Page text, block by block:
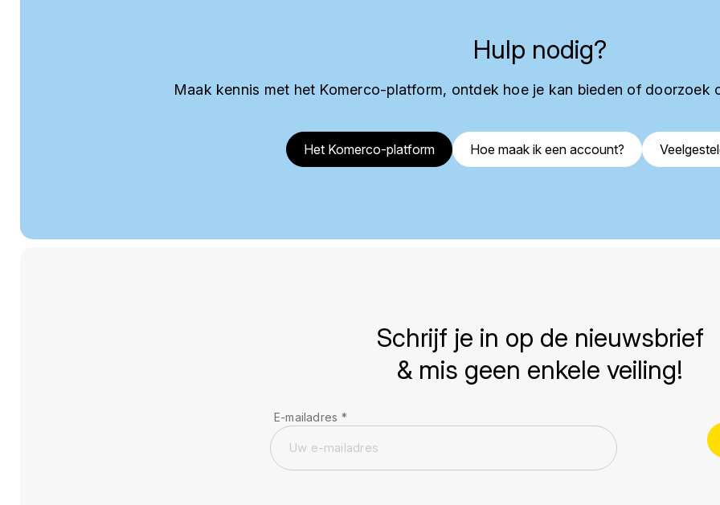
Hulp nodig?
Maak kennis met het Komerco-platform, ontdek hoe je kan bieden of doorzoek
Het Komerco-platform Hoe maak ik een account?
Schrijf je in op de nieuwsbrief
& mis geen enkele veiling!
E-mailadres *